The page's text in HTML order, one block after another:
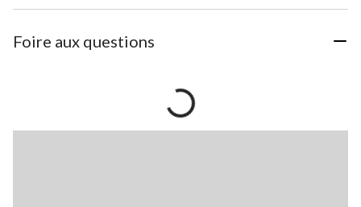
Foire aux questions